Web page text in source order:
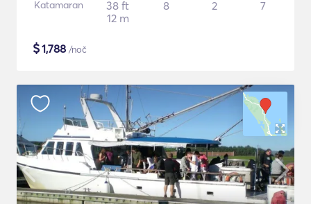
Katamaran
38 ft
12 m
8 2 7
$1,788 /noč